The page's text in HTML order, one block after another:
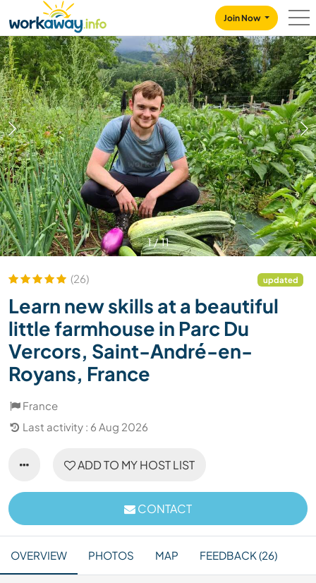
CONTENT
MAIN NAVIGATION
Join Now
1/11
(26) updated
Learn new skills at a beautiful
little farmhouse in Parc Du
Vercors, Saint-André-en-
Royans, France
France
Last activity : 6 Aug 2026
ADD TO MY HOST LIST
CONTACT
OVERVIEW PHOTOS MAP FEEDBACK (26)